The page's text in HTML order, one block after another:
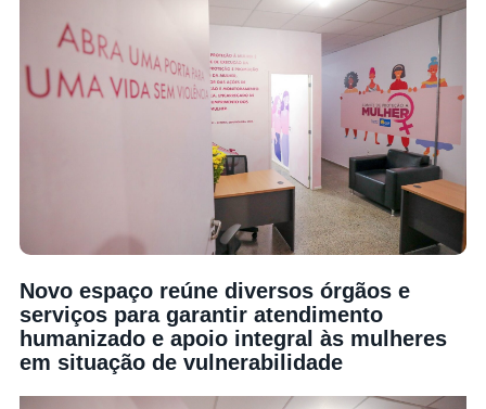
Novo espaço reúne diversos órgãos e
serviços para garantir atendimento
humanizado e apoio integral às mulheres
em situação de vulnerabilidade